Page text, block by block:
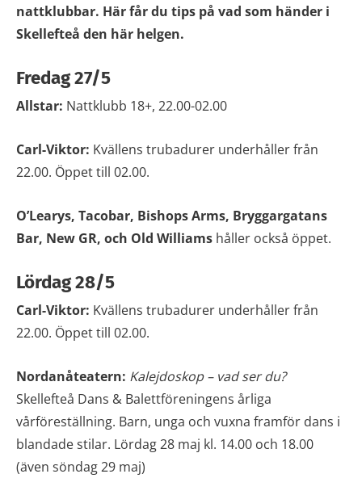
nattklubbar. Här får du tips på vad som händer i
Skellefteå den här helgen.
Fredag 27/5
Allstar: Nattklubb 18+, 22.00-02.00
Carl-Viktor: Kvällens trubadurer underhåller från
22.00. Öppet till 02.00.
O’Learys, Tacobar, Bishops Arms, Bryggargatans
Bar, New GR, och Old Williams håller också öppet.
Lördag 28/5
Carl-Viktor: Kvällens trubadurer underhåller från
22.00. Öppet till 02.00.
Nordanåteatern: Kalejdoskop – vad ser du?
Skellefteå Dans & Balettföreningens årliga
vårföreställning. Barn, unga och vuxna framför dans i
blandade stilar. Lördag 28 maj kl. 14.00 och 18.00
(även söndag 29 maj)